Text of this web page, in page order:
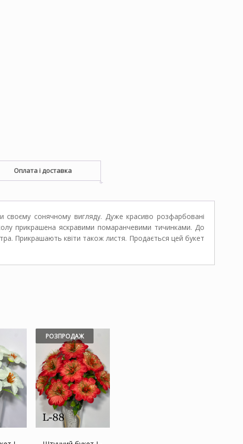
Оплата і доставка
своєму сонячному вигляду. Дуже красиво розфарбовані
прикрашена яскравими помаранчевими тичинками. До
Прикрашають квіти також листя. Продається цей букет
РОЗПРОДАЖ